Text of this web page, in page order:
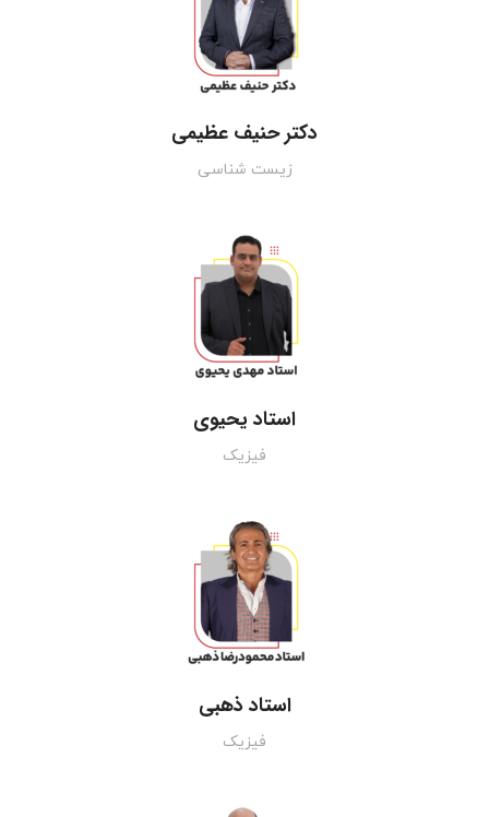
دکتر حنیف عظیمی
زیست شناسی
استاد یحیوی
فیزیک
استاد ذهبی
فیزیک